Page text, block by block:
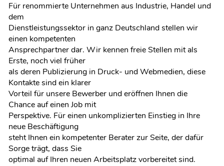
Für renommierte Unternehmen aus Industrie, Handel und
dem
Dienstleistungssektor in ganz Deutschland stellen wir
einen kompetenten
Ansprechpartner dar. Wir kennen freie Stellen mit als
Erste, noch viel früher
als deren Publizierung in Druck- und Webmedien, diese
Kontakte sind ein klarer
Vorteil für unsere Bewerber und eröffnen Ihnen die
Chance auf einen Job mit
Perspektive. Für einen unkomplizierten Einstieg in Ihre
neue Beschäftigung
steht Ihnen ein kompetenter Berater zur Seite, der dafür
Sorge trägt, dass Sie
optimal auf Ihren neuen Arbeitsplatz vorbereitet sind.